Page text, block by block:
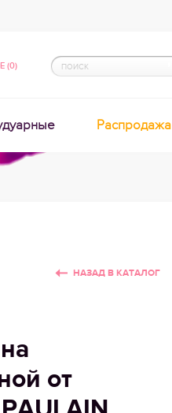
(0)
Распродажа
НАЗАД В КАТАЛОГ
от